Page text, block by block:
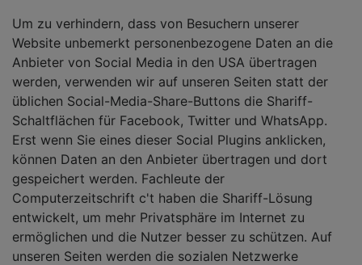
Um zu verhindern, dass von Besuchern unserer
Website unbemerkt personenbezogene Daten an die
Anbieter von Social Media in den USA übertragen
werden, verwenden wir auf unseren Seiten statt der
üblichen Social-Media-Share-Buttons die Shariff-
Schaltflächen für Facebook, Twitter und WhatsApp.
Erst wenn Sie eines dieser Social Plugins anklicken,
können Daten an den Anbieter übertragen und dort
gespeichert werden. Fachleute der
Computerzeitschrift c't haben die Shariff-Lösung
entwickelt, um mehr Privatsphäre im Internet zu
ermöglichen und die Nutzer besser zu schützen. Auf
unseren Seiten werden die sozialen Netzwerke